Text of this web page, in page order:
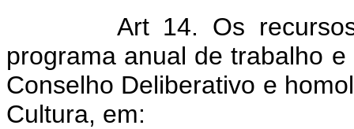
Art 14. Os
programa anual de trabalho
Conselho Deliberativo e
Cultura, em: